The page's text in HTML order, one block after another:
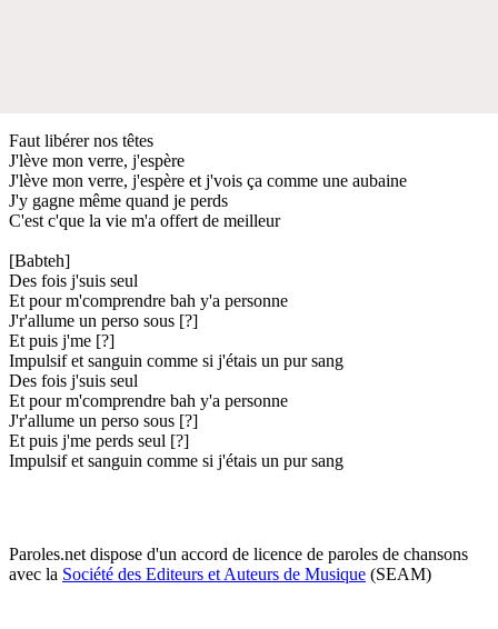
Faut libérer nos têtes
J'lève mon verre, j'espère
J'lève mon verre, j'espère et j'vois ça comme une aubaine
J'y gagne même quand je perds
C'est c'que la vie m'a offert de meilleur
[Babteh]
Des fois j'suis seul
Et pour m'comprendre bah y'a personne
J'r'allume un perso sous [?]
Et puis j'me [?]
Impulsif et sanguin comme si j'étais un pur sang
Des fois j'suis seul
Et pour m'comprendre bah y'a personne
J'r'allume un perso sous [?]
Et puis j'me perds seul [?]
Impulsif et sanguin comme si j'étais un pur sang
Paroles.net dispose d'un accord de licence de paroles de chansons
avec la Société des Editeurs et Auteurs de Musique (SEAM)